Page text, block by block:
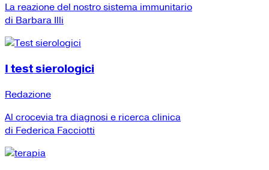
La reazione del nostro sistema immunitario
di Barbara Illi
I test sierologici
Redazione
Al crocevia tra diagnosi e ricerca clinica
di Federica Facciotti